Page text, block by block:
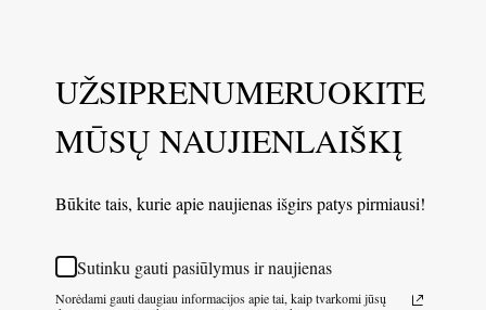
UŽSIPRENUMERUOKITE
MŪSŲ NAUJIENLAIŠKĮ
Būkite tais, kurie apie naujienas išgirs patys pirmiausi!
Sutinku gauti pasiūlymus ir naujienas
Norėdami gauti daugiau informacijos apie tai, kaip tvarkomi jūsų